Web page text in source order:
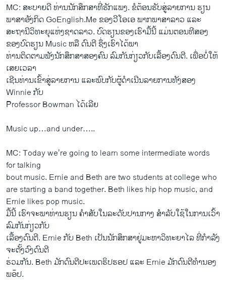
MC: ສະບາຍດີ ທ່ານນັກສຶກສາ​ທີ່​ຮັກ​ແພງ. ຂໍຕ້ອນຮັບສູ່ລາຍການ ຮຽນ
ພາສາອັງກິດ GoEnglish.Me ຂອງວີໂອເອ ພາກພາສາລາວ ແລະ
ສະຖານີວິທະຍຸແຫ່ງຊາດລາວ. ​ບົດຮຽນຂອງເຮົາມື້​ນີ້ ແມ່ນຕອນ​ທີ​ສອງ​
ຂອງ​ບົດຮຽນ Music ຫລື ​ດົນຕີ ຊຶ່ງ​ເຮົາ​ໄດ້ພາ
ທ່ານຕິດຕາມ​ຟັງນັກ​ສຶກສາ​ສອງຄົນ ລົມ​ກັນ​ກ່ຽວ​ກັບເລື້ອງ​ດົນຕີ. ​ເພື່ອ​ບໍ່​ໃຫ້​
ເສຍ​ເວລາ
ເຊີນ​ທ່ານ​ເຂົ້າ​ສູ່​ລາຍການ ແລະ​ພົບ​ກັບ​ຜູ້​ດໍາ​ເນີນ​ລາຍການທັງ​ສອງ
Winnie ກັບ
Professor Bowman ​ໄດ້​ເລີຍ
Music up…and under…..
MC: Today we’re going to learn some intermediate words
for talking
bout music. Ernie and Beth are two students at college who
are starting a band together. Beth likes hip hop music, and
Ernie likes pop music.
ມື້​ນີ້ ​ເຮົາ​ຈະພາ​ທ່ານ​ຮຽນ ຄໍາສັບ​ໃນ​ລະ​ດັບ​ປານ​ກາງ ສໍາລັບ​ໃຊ້​ໃນ​ການ​ເວົ້າ​
ລົມ​ກັນ​ກ່ຽວ​ກັບ
ເລື້ອງ​ດົນຕີ. Ernie ກັບ Beth ​ເປັນ​ນັກ​ສຶກສາ​ຢູ່​ມະຫາວິທະຍາ​ໄລ ທີ່​ກໍາລັງ​
ຈະ​ຕັ້ງ​ວົງ​ດົນຕີ
ຮ່ວມ​ກັນ. Beth ມັກ​ດົນຕີ​ປະ​ເພດ​ຮິ​ປຮອປ ​ແລະ Ernie ມັກ​ດົນຕີ​ທໍານອງ​
ພອ໊ປ.